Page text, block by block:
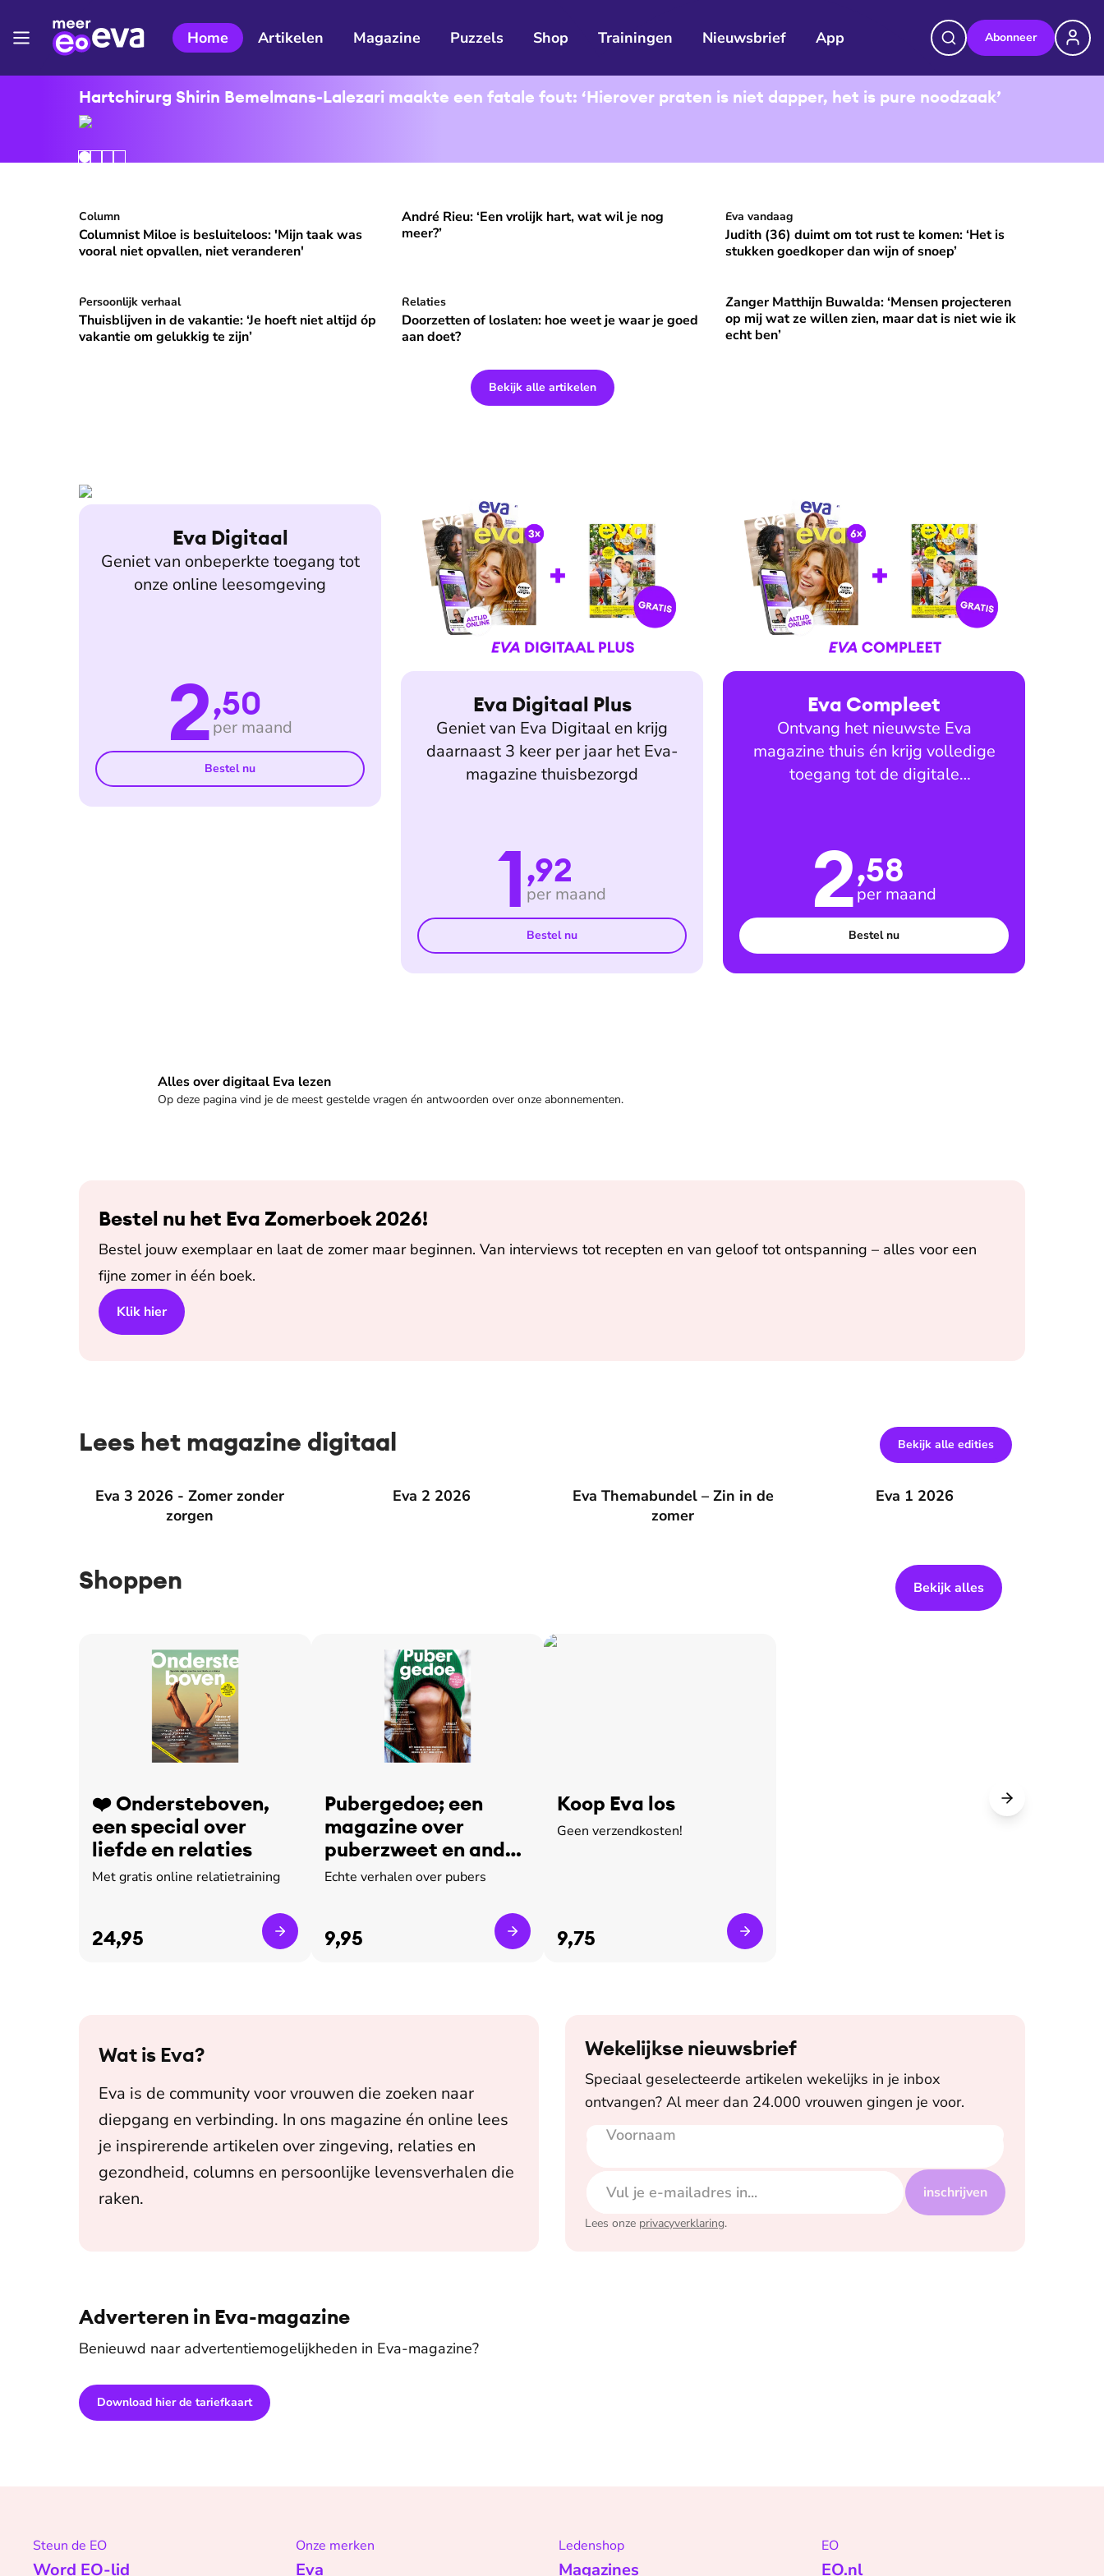
Home Artikelen Magazine Puzzels Shop Trainingen Nieuwsbrief App Abonneer
Hartchirurg Shirin Bemelmans-Lalezari maakte een fatale fout: ‘Hierover praten is niet dapper, het is pure noodzaak’
Columnist Miloe is besluiteloos: 'Mijn taak was vooral niet opvallen, niet veranderen'
⭐ Premium
Column
Columnist Miloe is besluiteloos: 'Mijn taak was
vooral niet opvallen, niet veranderen'
André Rieu: ‘Een vrolijk hart, wat wil je nog meer?’
⭐ Premium
André Rieu: ‘Een vrolijk hart, wat wil je nog
meer?’
Judith (36) duimt om tot rust te komen: ‘Het is stukken
⭐Premium
Eva vandaag
Judith (36) duimt om tot rust te komen: ‘Het is
stukken goedkoper dan wijn of snoep’
Thuisblijven in de vakantie: ‘Je hoeft niet altijd óp vakantie om gelukkig te zijn’
Persoonlijk verhaal
Thuisblijven in de vakantie: ‘Je hoeft niet altijd óp
vakantie om gelukkig te zijn’
Doorzetten of loslaten: hoe weet je waar je goed aan doet?
⭐
Relaties
Doorzetten of loslaten: hoe weet je waar je goed
aan doet?
Zanger Matthijn Buwalda: ‘Mensen projecteren op mij wat ze
⭐Premium
Zanger Matthijn Buwalda: ‘Mensen projecteren
op mij wat ze willen zien, maar dat is niet wie ik
echt ben’
Bekijk alle artikelen
Eva Digitaal
Geniet van onbeperkte toegang tot
onze online leesomgeving
2,50
per maand
Bestel nu
Eva Digitaal Plus
Geniet van Eva Digitaal en krijg
daarnaast 3 keer per jaar het Eva-
magazine thuisbezorgd
1,92
per maand
Bestel nu
Eva Compleet
Ontvang het nieuwste Eva
magazine thuis én krijg volledige
toegang tot de digitale
2,58
per maand
Bestel nu
Alles over digitaal Eva lezen
Op deze pagina vind je de meest gestelde vragen én antwoorden over onze abonnementen.
Veelgestelde vragen
Bestel nu het Eva Zomerboek 2026!
Bestel jouw exemplaar en laat de zomer maar beginnen. Van interviews tot recepten en van geloof tot ontspanning – alles voor een
fijne zomer in één boek.
Klik hier
Lees het magazine digitaal Bekijk alle edities
Eva 3 2026 - Zomer zonder
zorgen
Eva 3 2026 - Zomer zonder zorgen Eva 2 2026
Eva Themabundel – Zin in de
zomer
Eva Themabundel – Zin in de zomer Eva 1 2026
Shoppen Bekijk alles
❤️ Ondersteboven,
een special over
liefde en relaties
Met gratis online relatietraining
24,95
Pubergedoe; een
magazine over
puberzweet en ander
leed
Echte verhalen over pubers
9,95
Koop Eva los
Geen verzendkosten!
9,75
Wat is Eva?
Eva is de community voor vrouwen die zoeken naar
diepgang en verbinding. In ons magazine én online lees
je inspirerende artikelen over zingeving, relaties en
gezondheid, columns en persoonlijke levensverhalen die
raken.
Wekelijkse nieuwsbrief
Speciaal geselecteerde artikelen wekelijks in je inbox
ontvangen? Al meer dan 24.000 vrouwen gingen je voor.
Voornaam
E-mailadres
inschrijven
Lees onze privacyverklaring.
Adverteren in Eva-magazine
Benieuwd naar advertentiemogelijkheden in Eva-magazine?
Download hier de tariefkaart
Steun de EO
Word EO-lid
Onze merken
Eva
Ledenshop
Magazines
EO
EO.nl